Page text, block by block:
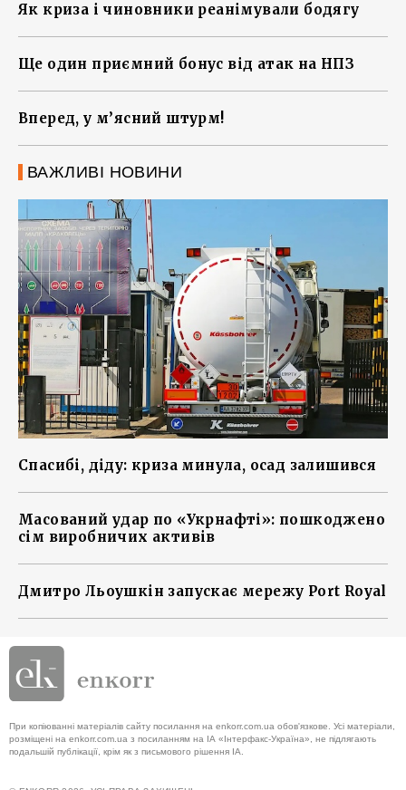
Як криза і чиновники реанімували бодягу
Ще один приємний бонус від атак на НПЗ
Вперед, у м’ясний штурм!
ВАЖЛИВІ НОВИНИ
Спасибі, діду: криза минула, осад залишився
Масований удар по «Укрнафті»: пошкоджено
сім виробничих активів
Дмитро Льоушкін запускає мережу Port Royal
При копіюванні матеріалів сайту посилання на enkorr.com.ua обов'язкове. Усі матеріали,
розміщені на enkorr.com.ua з посиланням на ІА «Інтерфакс-Україна», не підлягають
подальшій публікації, крім як з письмового рішення ІА.